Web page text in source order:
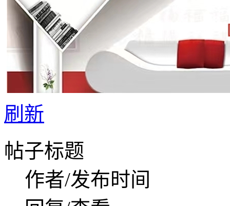
刷新
帖子标题
作者/发布时间